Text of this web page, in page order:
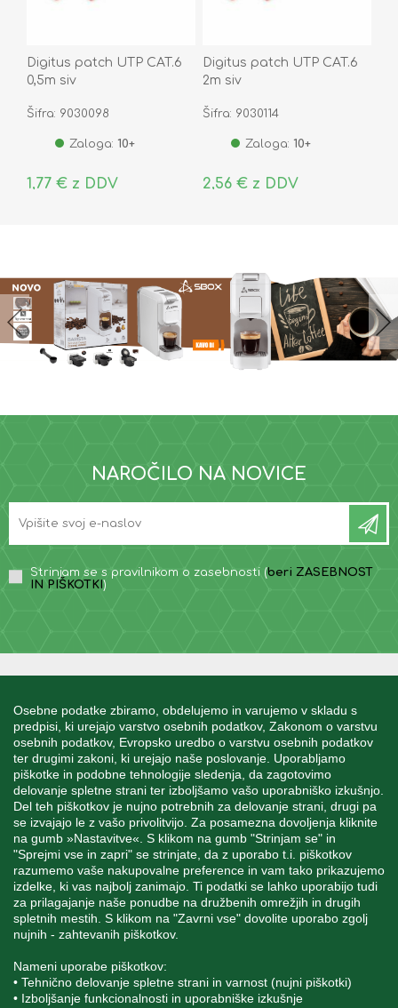
Osebne podatke zbiramo, obdelujemo in varujemo v skladu s
predpisi, ki urejajo varstvo osebnih podatkov, Zakonom o varstvu
osebnih podatkov, Evropsko uredbo o varstvu osebnih podatkov
ter drugimi zakoni, ki urejajo naše poslovanje. Uporabljamo
piškotke in podobne tehnologije sledenja, da zagotovimo
delovanje spletne strani ter izboljšamo vašo uporabniško izkušnjo.
Del teh piškotkov je nujno potrebnih za delovanje strani, drugi pa
se izvajajo le z vašo privolitvijo. Za posamezna dovoljenja kliknite
na gumb »Nastavitve«. S klikom na gumb "Strinjam se" in
"Sprejmi vse in zapri" se strinjate, da z uporabo t.i. piškotkov
razumemo vaše nakupovalne preference in vam tako prikazujemo
izdelke, ki vas najbolj zanimajo. Ti podatki se lahko uporabijo tudi
za prilagajanje naše ponudbe na družbenih omrežjih in drugih
spletnih mestih. S klikom na "Zavrni vse" dovolite uporabo zgolj
nujnih - zahtevanih piškotkov.
Nameni uporabe piškotkov:
• Tehnično delovanje spletne strani in varnost (nujni piškotki)
• Izboljšanje funkcionalnosti in uporabniške izkušnje
Digitus patch UTP CAT.6
0,5m siv
Šifra: 9030098
Zaloga: 10+
1,77 € z DDV
Digitus patch UTP CAT.6
2m siv
Šifra: 9030114
Zaloga: 10+
2,56 € z DDV
NAROČILO NA NOVICE
Strinjam se s pravilnikom o zasebnosti (beri ZASEBNOST
IN PIŠKOTKI )
MOJ RAČUN
STORITEV ZA STRANKE
SPREMLJAJTE NAS
+386 1 562 21 11